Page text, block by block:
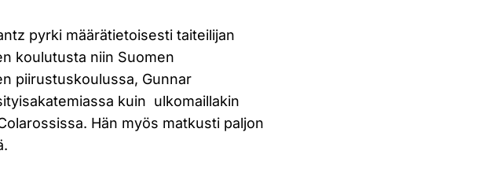
pyrki määrätietoisesti taiteilijan
koulutusta niin Suomen
piirustuskoulussa, Gunnar
kuin ulkomaillakin
Hän myös matkusti paljon